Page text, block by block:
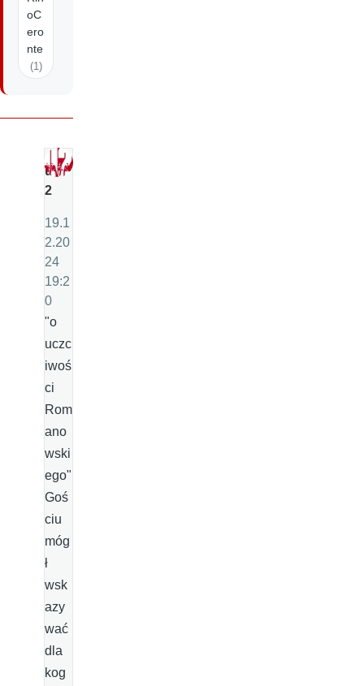
oC
ero
nte
(1)
u
2
19.1
2.20
24
19:2
0
"o
uczc
iwoś
ci
Rom
ano
wski
ego"
Goś
ciu
móg
ł
wsk
azy
wać
dla
kog